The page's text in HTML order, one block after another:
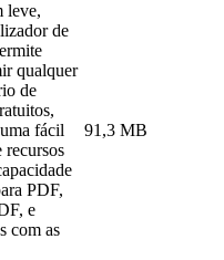
leve,
de
qualquer
de
fácil
recursos
PDF,
e
com as
91,3 MB